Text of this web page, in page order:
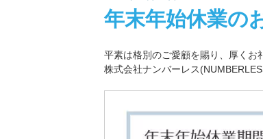
年末年始休業の
平素は格別のご愛顧を賜り、厚くお
株式会社ナンバーレス